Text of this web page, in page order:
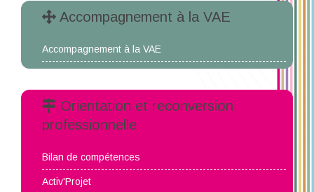
Accompagnement à la VAE
Accompagnement à la VAE
Orientation et reconversion
professionnelle
Bilan de compétences
Activ'Projet